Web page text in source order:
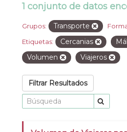
1 conjunto de datos
Grupos: Transporte
Etiquetas: Cercanias
Volumen
Viajeros
Filtrar Resultados